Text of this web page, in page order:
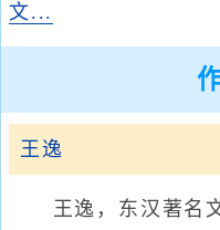
文...
王逸
王逸，东汉著名文